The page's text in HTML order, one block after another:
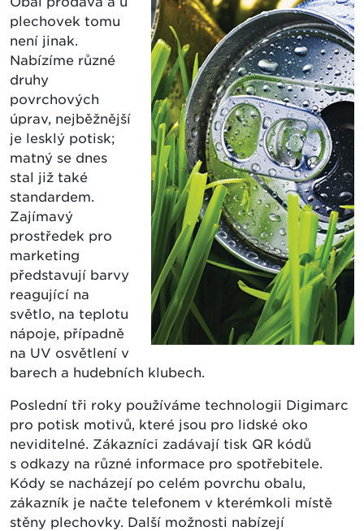
plechovek tomu
není jinak.
Nabízíme různé
druhy
povrchových
úprav, nejběžnější
je lesklý potisk;
matný se dnes
stal již také
standardem.
Zajímavý
prostředek pro
marketing
představují barvy
reagující na
světlo, na teplotu
nápoje, případně
na UV osvětlení v
barech a hudebních klubech.
Poslední tři roky používáme technologii Digimarc
pro potisk motivů, které jsou pro lidské oko
neviditelné. Zákazníci zadávají tisk QR kódů
s odkazy na různé informace pro spotřebitele.
Kódy se nacházejí po celém povrchu obalu,
zákazník je načte telefonem v kterémkoli místě
stěny plechovky. Další možnosti nabízejí